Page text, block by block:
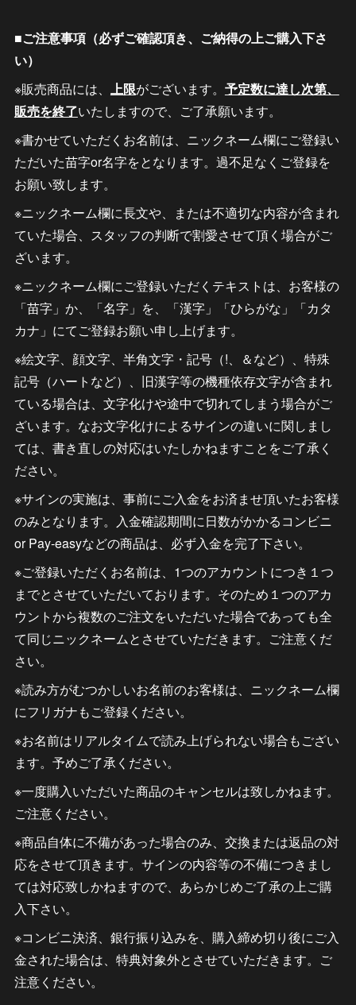
■ご注意事項（必ずご確認頂き、ご納得の上ご購入下さ
い）
※販売商品には、 上限がございます。 予定数に達し次第、
販売を終了いたしますので、ご了承願います。
※書かせていただくお名前は、ニックネーム欄にご登録い
ただいた苗字or名字をとなります。過不足なくご登録を
お願い致します。
※ニックネーム欄に長文や、または不適切な内容が含まれ
ていた場合、スタッフの判断で割愛させて頂く場合がご
ざいます。
※ニックネーム欄にご登録いただくテキストは、お客様の
「苗字」か、「名字」を、「漢字」「ひらがな」「カタ
カナ」にてご登録お願い申し上げます。
※絵文字、顔文字、半角文字・記号（!、＆など）、特殊
記号（ハートなど）、旧漢字等の機種依存文字が含まれ
ている場合は、文字化けや途中で切れてしまう場合がご
ざいます。なお文字化けによるサインの違いに関しまし
ては、書き直しの対応はいたしかねますことをご了承く
ださい。
※サインの実施は、事前にご入金をお済ませ頂いたお客様
のみとなります。入金確認期間に日数がかかるコンビニ
or Pay-easyなどの商品は、必ず入金を完了下さい。
※ご登録いただくお名前は、1つのアカウントにつき１つ
までとさせていただいております。そのため１つのアカ
ウントから複数のご注文をいただいた場合であっても全
て同じニックネームとさせていただきます。ご注意くだ
さい。
※読み方がむつかしいお名前のお客様は、ニックネーム欄
にフリガナもご登録ください。
※お名前はリアルタイムで読み上げられない場合もござい
ます。予めご了承ください。
※一度購入いただいた商品のキャンセルは致しかねます。
ご注意ください。
※商品自体に不備があった場合のみ、交換または返品の対
応をさせて頂きます。サインの内容等の不備につきまし
ては対応致しかねますので、あらかじめご了承の上ご購
入下さい。
※コンビニ決済、銀行振り込みを、購入締め切り後にご入
金された場合は、特典対象外とさせていただきます。ご
注意ください。